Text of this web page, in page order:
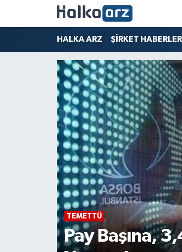
HALKA ARZ ŞİRKET HABERLERİ
TEMETTÜ
Pay Başına,
HALKA ARZ
SERMAYE ARTIRIMI
ŞİRKET HABERLERİ
TEMETTÜ
İletişim